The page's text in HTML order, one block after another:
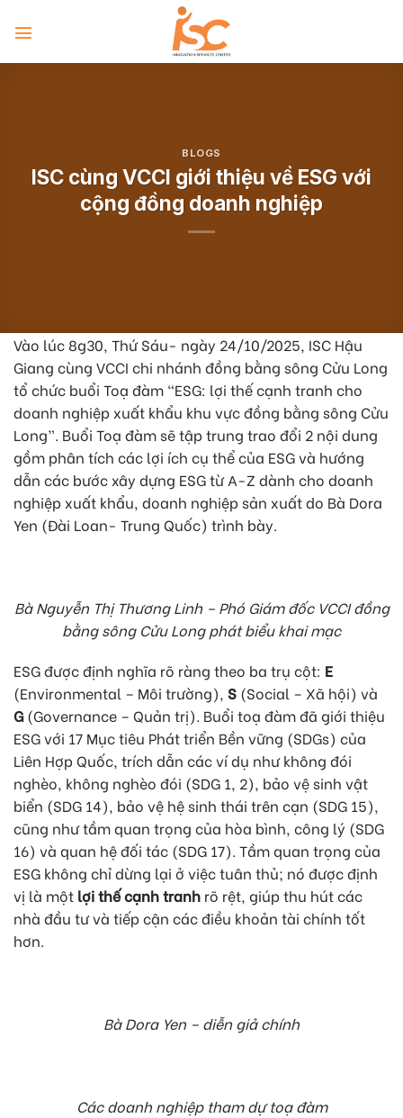
BLOGS
ISC cùng VCCI giới thiệu về ESG với
cộng đồng doanh nghiệp
Vào lúc 8g30, Thứ Sáu- ngày 24/10/2025, ISC Hậu
Giang cùng VCCI chi nhánh đồng bằng sông Cửu Long
tổ chức buổi Toạ đàm “ESG: lợi thế cạnh tranh cho
doanh nghiệp xuất khẩu khu vực đồng bằng sông Cửu
Long”. Buổi Toạ đàm sẽ tập trung trao đổi 2 nội dung
gồm phân tích các lợi ích cụ thể của ESG và hướng
dẫn các bước xây dựng ESG từ A-Z dành cho doanh
nghiệp xuất khẩu, doanh nghiệp sản xuất do Bà Dora
Yen (Đài Loan- Trung Quốc) trình bày.
Bà Nguyễn Thị Thương Linh – Phó Giám đốc VCCI đồng
bằng sông Cửu Long phát biểu khai mạc
ESG được định nghĩa rõ ràng theo ba trụ cột: E
(Environmental – Môi trường), S (Social – Xã hội) và
G(Governance – Quản trị). Buổi toạ đàm đã giới thiệu
ESG với 17 Mục tiêu Phát triển Bền vững (SDGs) của
Liên Hợp Quốc, trích dẫn các ví dụ như không đói
nghèo, không nghèo đói (SDG 1, 2), bảo vệ sinh vật
biển (SDG 14), bảo vệ hệ sinh thái trên cạn (SDG 15),
cũng như tầm quan trọng của hòa bình, công lý (SDG
16) và quan hệ đối tác (SDG 17). Tầm quan trọng của
ESG không chỉ dừng lại ở việc tuân thủ; nó được định
vị là một lợi thế cạnh tranh rõ rệt, giúp thu hút các
nhà đầu tư và tiếp cận các điều khoản tài chính tốt
hơn.
Bà Dora Yen – diễn giả chính
Các doanh nghiệp tham dự toạ đàm